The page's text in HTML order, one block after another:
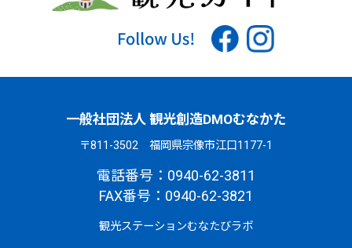
一般社団法人 観光創造DMOむなかた
〒811-3502 福岡県宗像市江口1177-1
電話番号：0940-62-3811
FAX番号：0940-62-3821
観光ステーションむなたびラボ